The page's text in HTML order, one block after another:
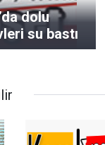
dolu
su bastı